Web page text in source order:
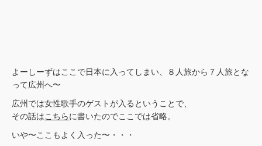
よーしーずはここで日本に入ってしまい、８人旅から７人旅とな
って広州へ〜
広州では女性歌手のゲストが入るということで、
その話はこちらに書いたのでここでは省略。
いや〜ここもよく入った〜・・・